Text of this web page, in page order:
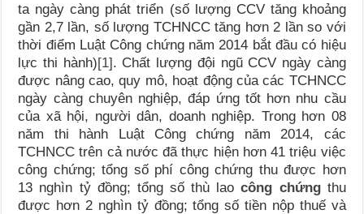
ta ngày càng phát triển (số lượng CCV tăng khoảng
gần 2,7 lần, số lượng TCHNCC tăng hơn 2 lần so với
thời điểm Luật Công chứng năm 2014 bắt đầu có hiệu
lực thi hành)[1]. Chất lượng đội ngũ CCV ngày càng
được nâng cao, quy mô, hoạt động của các TCHNCC
ngày càng chuyên nghiệp, đáp ứng tốt hơn nhu cầu
của xã hội, người dân, doanh nghiệp. Trong hơn 08
năm thi hành Luật Công chứng năm 2014, các
TCHNCC trên cả nước đã thực hiện hơn 41 triệu việc
công chứng; tổng số phí công chứng thu được hơn
13 nghìn tỷ đồng; tổng số thù laocông chứngthu
được hơn 2 nghìn tỷ đồng; tổng số tiền nộp thuế và